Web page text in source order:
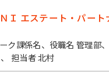
Ｉ エステート・パート
ク課係名、役職名 管理部
担当者 北村